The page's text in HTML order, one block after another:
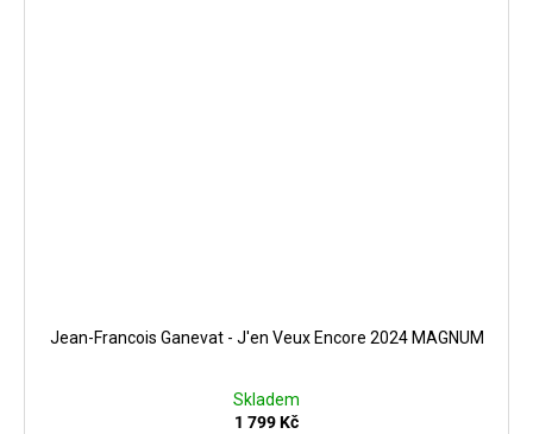
Jean-Francois Ganevat - J'en Veux Encore 2024 MAGNUM
Skladem
1 799 Kč